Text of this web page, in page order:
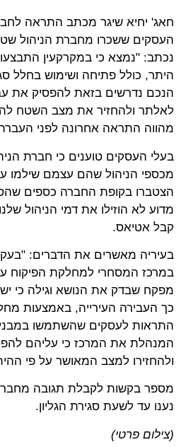
חאג' יחיא שיגר מכתב התראה
העסקים ששכרו מחברת הניהול
נכתב: "נמצא כי במקרקעין התבצעו
היתר, כולל פתיחה ושימוש בחלל
הנכם נדרשים בזאת להפסיק את
לאלתר ולהחזיר את מצב השטח
מהווה התראה אחרונה לפני
בעלי העסקים טוענים כי חברת
מכספי הניהול שהם עצמם שילמו
הצטברו בקופת החברה כספים
מדוע לא הוזילו את דמי הניהול
קבל אטיאס.
בעיריה מאשרים את הדברים:
במרכז המסחרי למחלקת הפיקוח
מפקח שבדק את הנושא וגילה כי
כך העבירה העירייה, באמצעות
התראות לעסקים שהשתמשו
המנהלת את המרכז כי עליהם
ולהחזירו למצב המאושר על פי
מספר בקשות לקבלת תגובה
נענו עד לשעת סגירת הגליון.
(צילום פרטי)